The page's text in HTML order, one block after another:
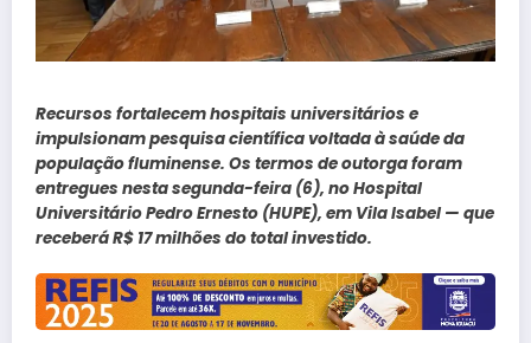
Recursos fortalecem hospitais universitários e
impulsionam pesquisa científica voltada à saúde da
população fluminense. Os termos de outorga foram
entregues nesta segunda-feira (6), no Hospital
Universitário Pedro Ernesto (HUPE), em Vila Isabel — que
receberá R$ 17 milhões do total investido.